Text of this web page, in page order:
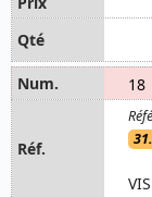
18